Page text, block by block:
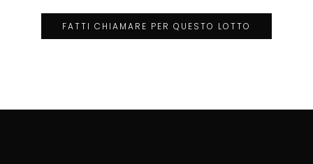
FATTI CHIAMARE PER QUESTO LOTTO